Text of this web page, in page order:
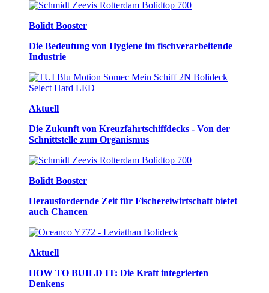
Bolidt Booster
Die Bedeutung von Hygiene im fischverarbeitende
Industrie
Aktuell
Die Zukunft von Kreuzfahrtschiffdecks - Von der
Schnittstelle zum Organismus
Bolidt Booster
Herausfordernde Zeit für Fischereiwirtschaft bietet
auch Chancen
Aktuell
HOW TO BUILD IT: Die Kraft integrierten
Denkens